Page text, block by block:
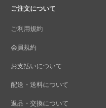
ご注文について
ご利用規約
会員規約
お支払いについて
配送・送料について
返品・交換について